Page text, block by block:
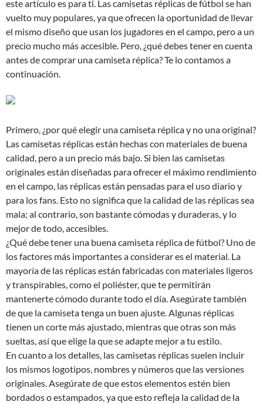
este artículo es para ti. Las camisetas réplicas de fútbol se han
vuelto muy populares, ya que ofrecen la oportunidad de llevar
el mismo diseño que usan los jugadores en el campo, pero a un
precio mucho más accesible. Pero, ¿qué debes tener en cuenta
antes de comprar una camiseta réplica? Te lo contamos a
continuación.
Primero, ¿por qué elegir una camiseta réplica y no una original?
Las camisetas réplicas están hechas con materiales de buena
calidad, pero a un precio más bajo. Si bien las camisetas
originales están diseñadas para ofrecer el máximo rendimiento
en el campo, las réplicas están pensadas para el uso diario y
para los fans. Esto no significa que la calidad de las réplicas sea
mala; al contrario, son bastante cómodas y duraderas, y lo
mejor de todo, accesibles.
¿Qué debe tener una buena camiseta réplica de fútbol? Uno de
los factores más importantes a considerar es el material. La
mayoría de las réplicas están fabricadas con materiales ligeros
y transpirables, como el poliéster, que te permitirán
mantenerte cómodo durante todo el día. Asegúrate también
de que la camiseta tenga un buen ajuste. Algunas réplicas
tienen un corte más ajustado, mientras que otras son más
sueltas, así que elige la que se adapte mejor a tu estilo.
En cuanto a los detalles, las camisetas réplicas suelen incluir
los mismos logotipos, nombres y números que las versiones
originales. Asegúrate de que estos elementos estén bien
bordados o estampados, ya que esto refleja la calidad de la